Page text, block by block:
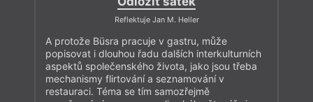
Reflektuje Jan M. Heller
A protože Büsra pracuje v gastru, může
popisovat i dlouhou řadu dalších interkulturních
aspektů společenského života, jako jsou třeba
mechanismy flirtování a seznamování v
restauraci. Téma se tím samozřejmě